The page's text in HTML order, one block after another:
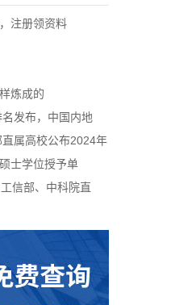
注册领资料
炼成的
发布，中国内地
属高校公布2024年
士学位授予单
信部、中科院直